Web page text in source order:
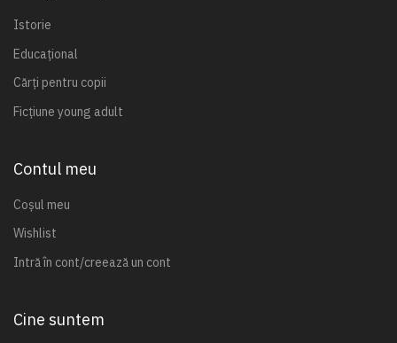
Istorie
Educațional
Cărți pentru copii
Ficțiune young adult
Contul meu
Coșul meu
Wishlist
Intră în cont/creează un cont
Cine suntem